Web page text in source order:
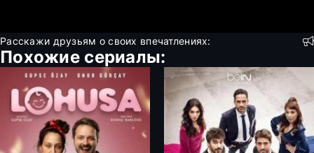
Расскажи друзьям о своих впечатлениях:
Похожие сериалы: